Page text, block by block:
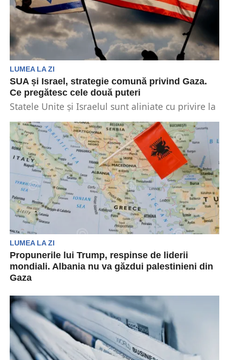
LUMEA LA ZI
SUA și Israel, strategie comună privind Gaza.
Ce pregătesc cele două puteri
Statele Unite și Israelul sunt aliniate cu privire la
LUMEA LA ZI
Propunerile lui Trump, respinse de liderii
mondiali. Albania nu va găzdui palestinieni din
Gaza
Rama, premierul Albaniei, a precizat că...